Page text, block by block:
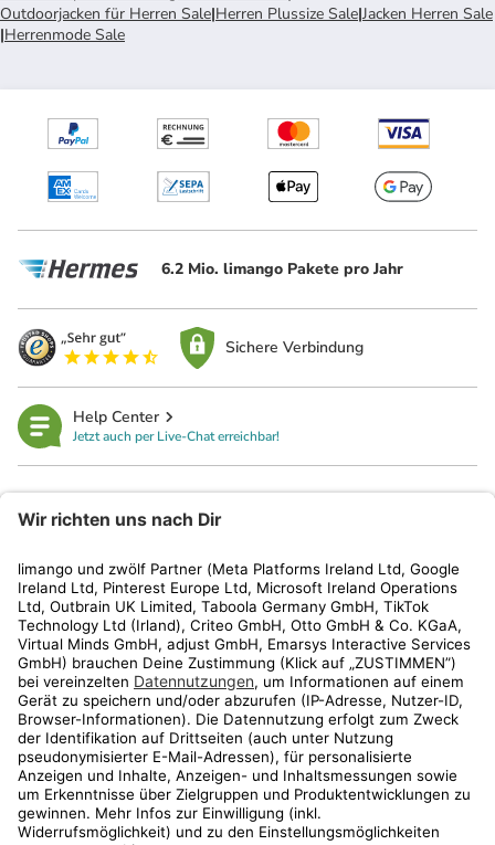
Outdoorjacken für Herren Sale|Herren Plussize Sale|Jacken Herren Sale
|Herrenmode Sale
6.2 Mio. limango Pakete pro Jahr
Sichere Verbindung
Help Center
Jetzt auch per Live-Chat erreichbar!
Kundenservice
Shop
Aktionen
Travel